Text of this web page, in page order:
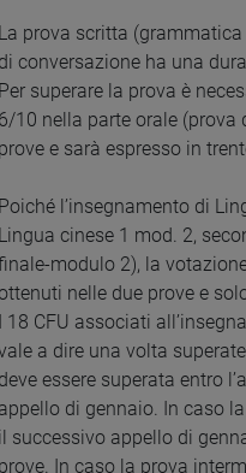
La prova scritta
di conversazione ha una
Per superare la prova è
6/10 nella parte orale
prove e sarà espresso in
Poiché l’insegnamento di
Lingua cinese 1 mod. 2,
modulo 2), la
nelle due prove e
I 18 CFU associati
a dire una volta
deve essere superata entro
appello di gennaio. In caso
il successivo appello di
prove. In caso la prova